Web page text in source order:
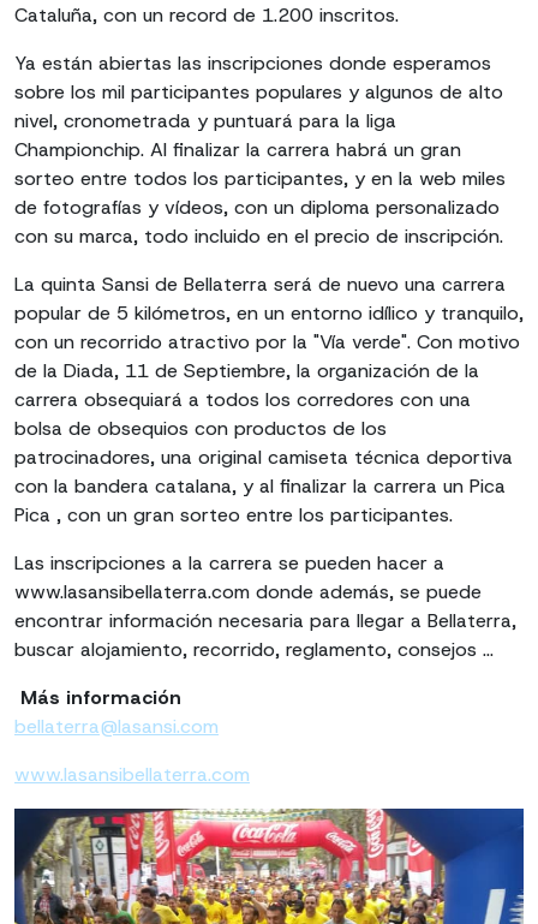
Cataluña, con un record de 1.200 inscritos.
Ya están abiertas las inscripciones donde esperamos
sobre los mil participantes populares y algunos de alto
nivel, cronometrada y puntuará para la liga
Championchip. Al finalizar la carrera habrá un gran
sorteo entre todos los participantes, y en la web miles
de fotografías y vídeos, con un diploma personalizado
con su marca, todo incluido en el precio de inscripción.
La quinta Sansi de Bellaterra será de nuevo una carrera
popular de 5 kilómetros, en un entorno idílico y tranquilo,
con un recorrido atractivo por la "Vía verde". Con motivo
de la Diada, 11 de Septiembre, la organización de la
carrera obsequiará a todos los corredores con una
bolsa de obsequios con productos de los
patrocinadores, una original camiseta técnica deportiva
con la bandera catalana, y al finalizar la carrera un Pica
Pica , con un gran sorteo entre los participantes.
Las inscripciones a la carrera se pueden hacer a
www.lasansibellaterra.com donde además, se puede
encontrar información necesaria para llegar a Bellaterra,
buscar alojamiento, recorrido, reglamento, consejos ...
Más información
bellaterra@lasansi.com
www.lasansibellaterra.com